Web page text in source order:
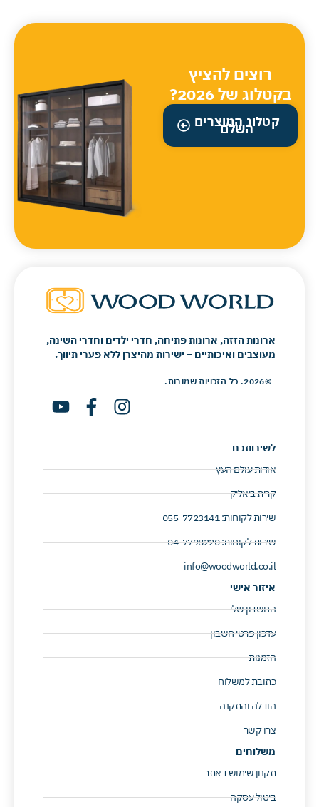
רוצים להציץ
בקטלוג של 2026?
קטלוג המוצרים
השלם
ארונות הזזה, ארונות פתיחה, חדרי ילדים וחדרי השינה,
מעוצבים ואיכותיים – ישירות מהיצרן ללא פערי תיווך.
©2026. כל הזכויות שמורות.
לשירותכם
אודות עולם העץ
קרית ביאליק
שירות לקוחות: 055-7723141 ​
שירות לקוחות: 04-7798220 ​
info@woodworld.co.il
איזור אישי
החשבון שלי
עדכון פרטי חשבון
הזמנות
כתובת למשלוח
הובלה והתקנה
צרו קשר
משלוחים
תקנון שימוש באתר
ביטול עסקה